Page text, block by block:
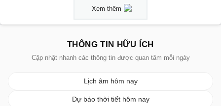
Xem thêm
THÔNG TIN HỮU ÍCH
Cập nhật nhanh các thông tin được quan tâm mỗi ngày
Lịch âm hôm nay
Dự báo thời tiết hôm nay